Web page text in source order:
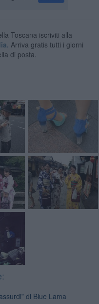
Toscana iscriviti alla
Arriva gratis tutti i giorni
di posta.
di Blue Lama